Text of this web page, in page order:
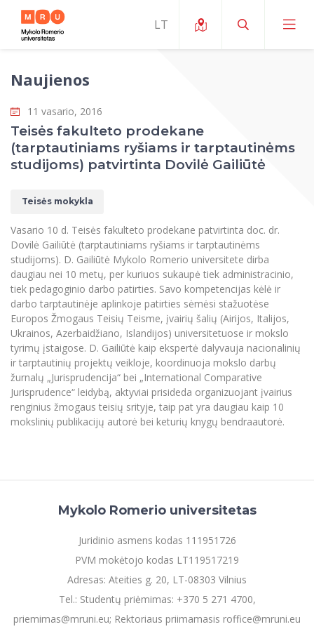
Apie ERUA
Naujienos ir renginiai
Galimybės
Mano studijos
Studijų organizavimas ir aplinka
Studentų organizacijos
Studentų namai
Estetinis ugdymas
Pramoginių šokių kolektyvas ,,Bolero”
Universiteto teatras
MRU pop vokalinis ansamblis (vadovas Artūras
Novikas)
MRU merginų choras
Dokumentai reglamentuojantys studijas
Neformaliuoju ir (ar) savišvietos būdu įgytų
kompetencijų vertinimas ir pripažinimas
Studijų organizavimas
Tarptautiniai mainai
Studentams
Erasmus+ mobilumas studijoms (SMS)
Erasmus+ mobilumas praktikoms (SMP)
Kitos galimybės
Darbuotojams
Partnerystės
Azijos centras
Vilniaus Karaliaus Sedžiongo institutas
Frankofoniškų šalių studijų centras
Skaitmeniniai ženkliukai
Karjeros centras
Emocinė gerovė
MOin – MRU Mokslo ir inovacijų savaitė
Mokslinės veiklos skatinimo fondas
Tarptautinių ekspertų tinklas
Atitikties mokslinių tyrimų etikai komitetas
Mokslo laboratorijos
Žmogaus, aplinkos ir technologijų (HET)
Doktorantūra
Projektai
Mokslo naujienos
Kasmetiniai mokslo renginiai
Struktūra
Reitingai
Universiteto garbės nariai
Veiklos dokumentai
Akademinė etika
Darbas MRU
Universiteto simbolika
Tarptautiškumas
Studentams
Studentams
Darbuotojams
Partnerystės
Darbuotojams
Partnerystės
Azijos centras
Darnus vystymasis
Privatumo politika
Negalia ir individualieji poreikiai
Teisės mokykla
Viešojo saugumo akademija
Žmogaus ir visuomenės studijų fakultetas
Viešojo valdymo ir verslo fakultetas
Sūduvos akademija
Pranešimai spaudai
Ekspertų sąrašas
Renginių kalendorius
Tinklalaidės
Bakalauro studijos
Magistrantūros studijos
Vadovų MBA
Švietimo ir kultūros vadovų MPA
Profesinės bakalauro studijos
Privačių interesų deklaravimas
Informacija naujiems darbuotojams
Studijų Moodle (studijų vykdymui)
Darbuotojų Moodle (kompetencijų tobulinimui)
Studijų tvarkaraštis
Naujienos
11 vasario, 2016
Teisės fakulteto prodekane
(tarptautiniams ryšiams ir tarptautinėms
studijoms) patvirtinta Dovilė Gailiūtė
Teisės mokykla
Vasario 10 d. Teisės fakulteto prodekane patvirtinta doc. dr.
Dovilė Gailiūtė (tarptautiniams ryšiams ir tarptautinėms
studijoms). D. Gailiūtė Mykolo Romerio universitete dirba
daugiau nei 10 metų, per kuriuos sukaupė tiek administracinio,
tiek pedagoginio darbo patirties. Savo kompetencijas kėlė ir
darbo tarptautinėje aplinkoje patirties sėmėsi stažuotėse
Europos Žmogaus Teisių Teisme, įvairių šalių (Airijos, Italijos,
Ukrainos, Azerbaidžiano, Islandijos) universitetuose ir mokslo
tyrimų įstaigose. D. Gailiūtė kaip ekspertė dalyvauja nacionalinių
ir tarptautinių projektų veikloje, koordinuoja mokslo darbų
žurnalų „Jurisprudencija“ bei „International Comparative
Jurisprudence“ leidybą, aktyviai prisideda organizuojant įvairius
renginius žmogaus teisių srityje, taip pat yra daugiau kaip 10
mokslinių publikacijų autorė bei keturių knygų bendraautorė.
Mykolo Romerio universitetas
Juridinio asmens kodas 111951726
PVM mokėtojo kodas LT119517219
Adresas: Ateities g. 20, LT-08303 Vilnius
Tel.: Studentų priėmimas: +370 5 271 4700,
priemimas@mruni.eu; Rektoriaus priimamasis roffice@mruni.eu